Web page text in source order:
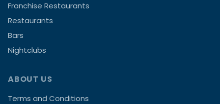
Franchise Restaurants
Restaurants
Bars
Nightclubs
ABOUT US
Terms and Conditions